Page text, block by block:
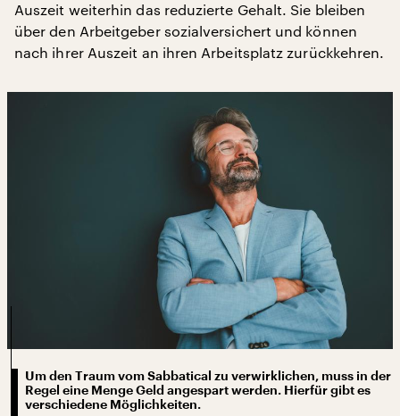
Auszeit weiterhin das reduzierte Gehalt. Sie bleiben
über den Arbeitgeber sozialversichert und können
nach ihrer Auszeit an ihren Arbeitsplatz zurückkehren.
Um den Traum vom Sabbatical zu verwirklichen, muss in der
Regel eine Menge Geld angespart werden. Hierfür gibt es
verschiedene Möglichkeiten.